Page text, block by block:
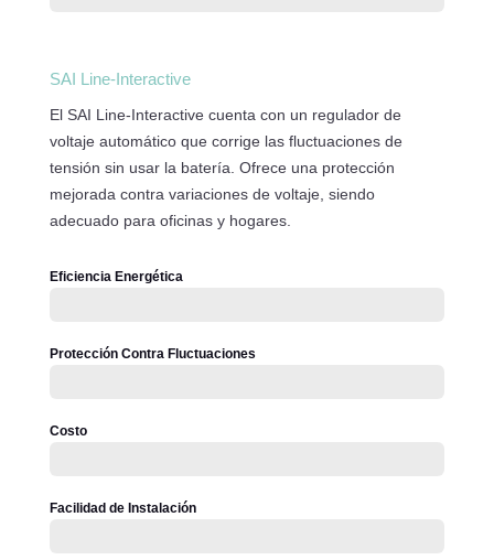
SAI Line-Interactive
El SAI Line-Interactive cuenta con un regulador de
voltaje automático que corrige las fluctuaciones de
tensión sin usar la batería. Ofrece una protección
mejorada contra variaciones de voltaje, siendo
adecuado para oficinas y hogares.
Eficiencia Energética
Protección Contra Fluctuaciones
Costo
Facilidad de Instalación